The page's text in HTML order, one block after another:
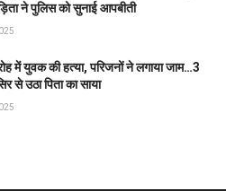
ने पुलिस को सुनाई आपबीती
में युवक की हत्या, परिजनों ने लगाया जाम…3
से उठा पिता का साया